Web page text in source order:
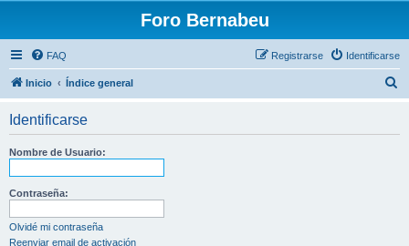
Foro Bernabeu
FAQ Identificarse
Registrarse
Inicio Índice general
Identificarse
Nombre de Usuario:
Contraseña:
Olvidé mi contraseña
Reenviar email de activación